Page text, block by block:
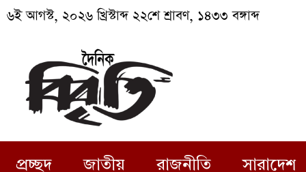
৬ই আগস্ট, ২০২৬ খ্রিস্টাব্দ ২২শে শ্রাবণ, ১৪৩৩ বঙ্গাব্দ
প্রচ্ছদ জাতীয় রাজনীতি সারাদেশ